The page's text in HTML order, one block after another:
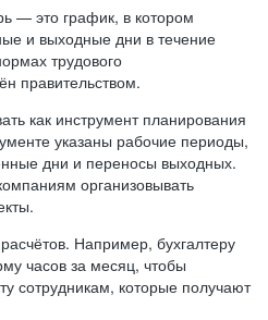
— это график, в котором
и выходные дни в течение
трудового
правительством.
как инструмент планирования
указаны рабочие периоды,
дни и переносы выходных.
организовывать
Например, бухгалтеру
часов за месяц, чтобы
сотрудникам, которые получают